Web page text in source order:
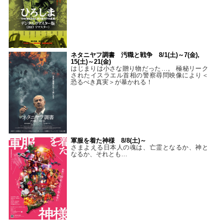
ネタニヤフ調書 汚職と戦争 8/1(土)～7(金),
15(土)～21(金)
はじまりは小さな贈り物だった…。 極秘リーク
されたイスラエル首相の警察尋問映像により＜
恐るべき真実＞が暴かれる！
軍服を着た神様 8/8(土)～
さまよえる日本人の魂は、亡霊となるか、神と
なるか、それとも…